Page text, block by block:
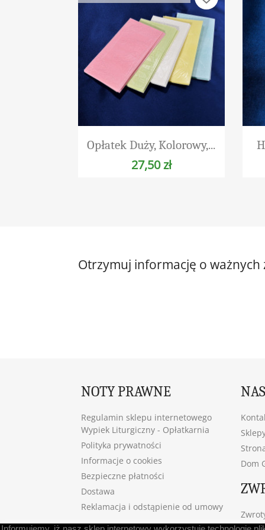
 Szybki podgląd
Opłatek Duży, Kolorowy,...
27,50 zł
Otrzymuj informację o ważnych
NOTY PRAWNE
Regulamin sklepu internetowego
Wypiek Liturgiczny - Opłatkarnia
Polityka prywatności
Informacje o cookies
Bezpieczne płatności
Dostawa
Reklamacja i odstąpienie od umowy
Dom